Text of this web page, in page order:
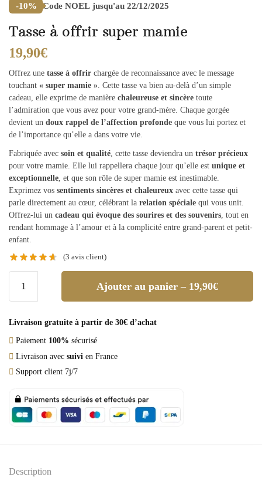
-10% Code NOEL jusqu'au 22/12/2025
Tasse à offrir super mamie
19,90€
Offrez une tasse à offrir chargée de reconnaissance avec le message
touchant « super mamie ». Cette tasse va bien au-delà d’un simple
cadeau, elle exprime de manière chaleureuse et sincère toute
l’admiration que vous avez pour votre grand-mère. Chaque gorgée
devient un doux rappel de l’affection profonde que vous lui portez et
de l’importance qu’elle a dans votre vie.
Fabriquée avec soin et qualité, cette tasse deviendra un trésor précieux
pour votre mamie. Elle lui rappellera chaque jour qu’elle est unique et
exceptionnelle, et que son rôle de super mamie est inestimable.
Exprimez vos sentiments sincères et chaleureux avec cette tasse qui
parle directement au cœur, célébrant la relation spéciale qui vous unit.
Offrez-lui un cadeau qui évoque des sourires et des souvenirs, tout en
rendant hommage à l’amour et à la complicité entre grand-parent et petit-
enfant.
(3 avis client)
Ajouter au panier – 19,90€
Livraison gratuite à partir de 30€ d’achat
Paiement 100% sécurisé
Livraison avec suivi en France
Support client 7j/7
Description